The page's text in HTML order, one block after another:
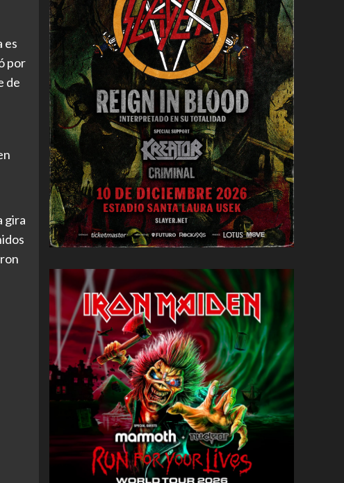
es
por
de
gira